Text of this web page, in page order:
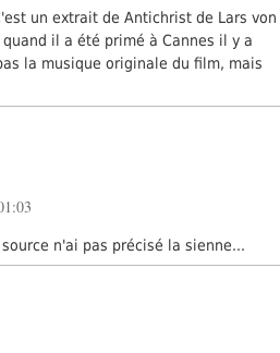
un extrait de Antichrist de Lars von
il a été primé à Cannes il y a
la musique originale du film, mais
n'ai pas précisé la sienne...